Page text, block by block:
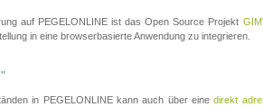
auf PEGELONLINE ist das Open Source Projekt
in eine browserbasierte Anwendung zu integrieren.
in PEGELONLINE kann auch über einedirekt